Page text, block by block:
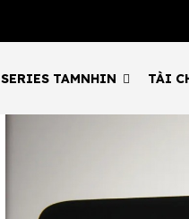
SERIES TAMNHIN TÀI